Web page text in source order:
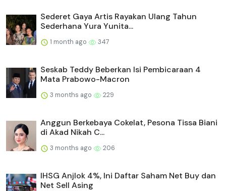
Sederet Gaya Artis Rayakan Ulang Tahun
Sederhana Yura Yunita...
1 month ago 347
Seskab Teddy Beberkan Isi Pembicaraan 4
Mata Prabowo-Macron
3 months ago 229
Anggun Berkebaya Cokelat, Pesona Tissa Biani
di Akad Nikah C...
3 months ago 206
IHSG Anjlok 4%, Ini Daftar Saham Net Buy dan
Net Sell Asing